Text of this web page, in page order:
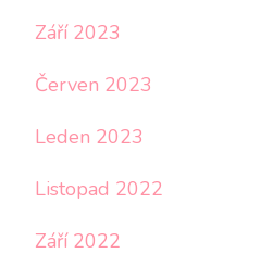
Září 2023
Červen 2023
Leden 2023
Listopad 2022
Září 2022